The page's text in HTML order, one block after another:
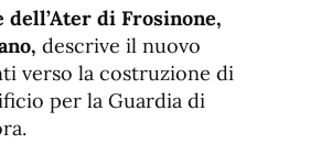
fuente.
di Frosinone,
descrive il nuovo
verso la costruzione di
per la Guardia di